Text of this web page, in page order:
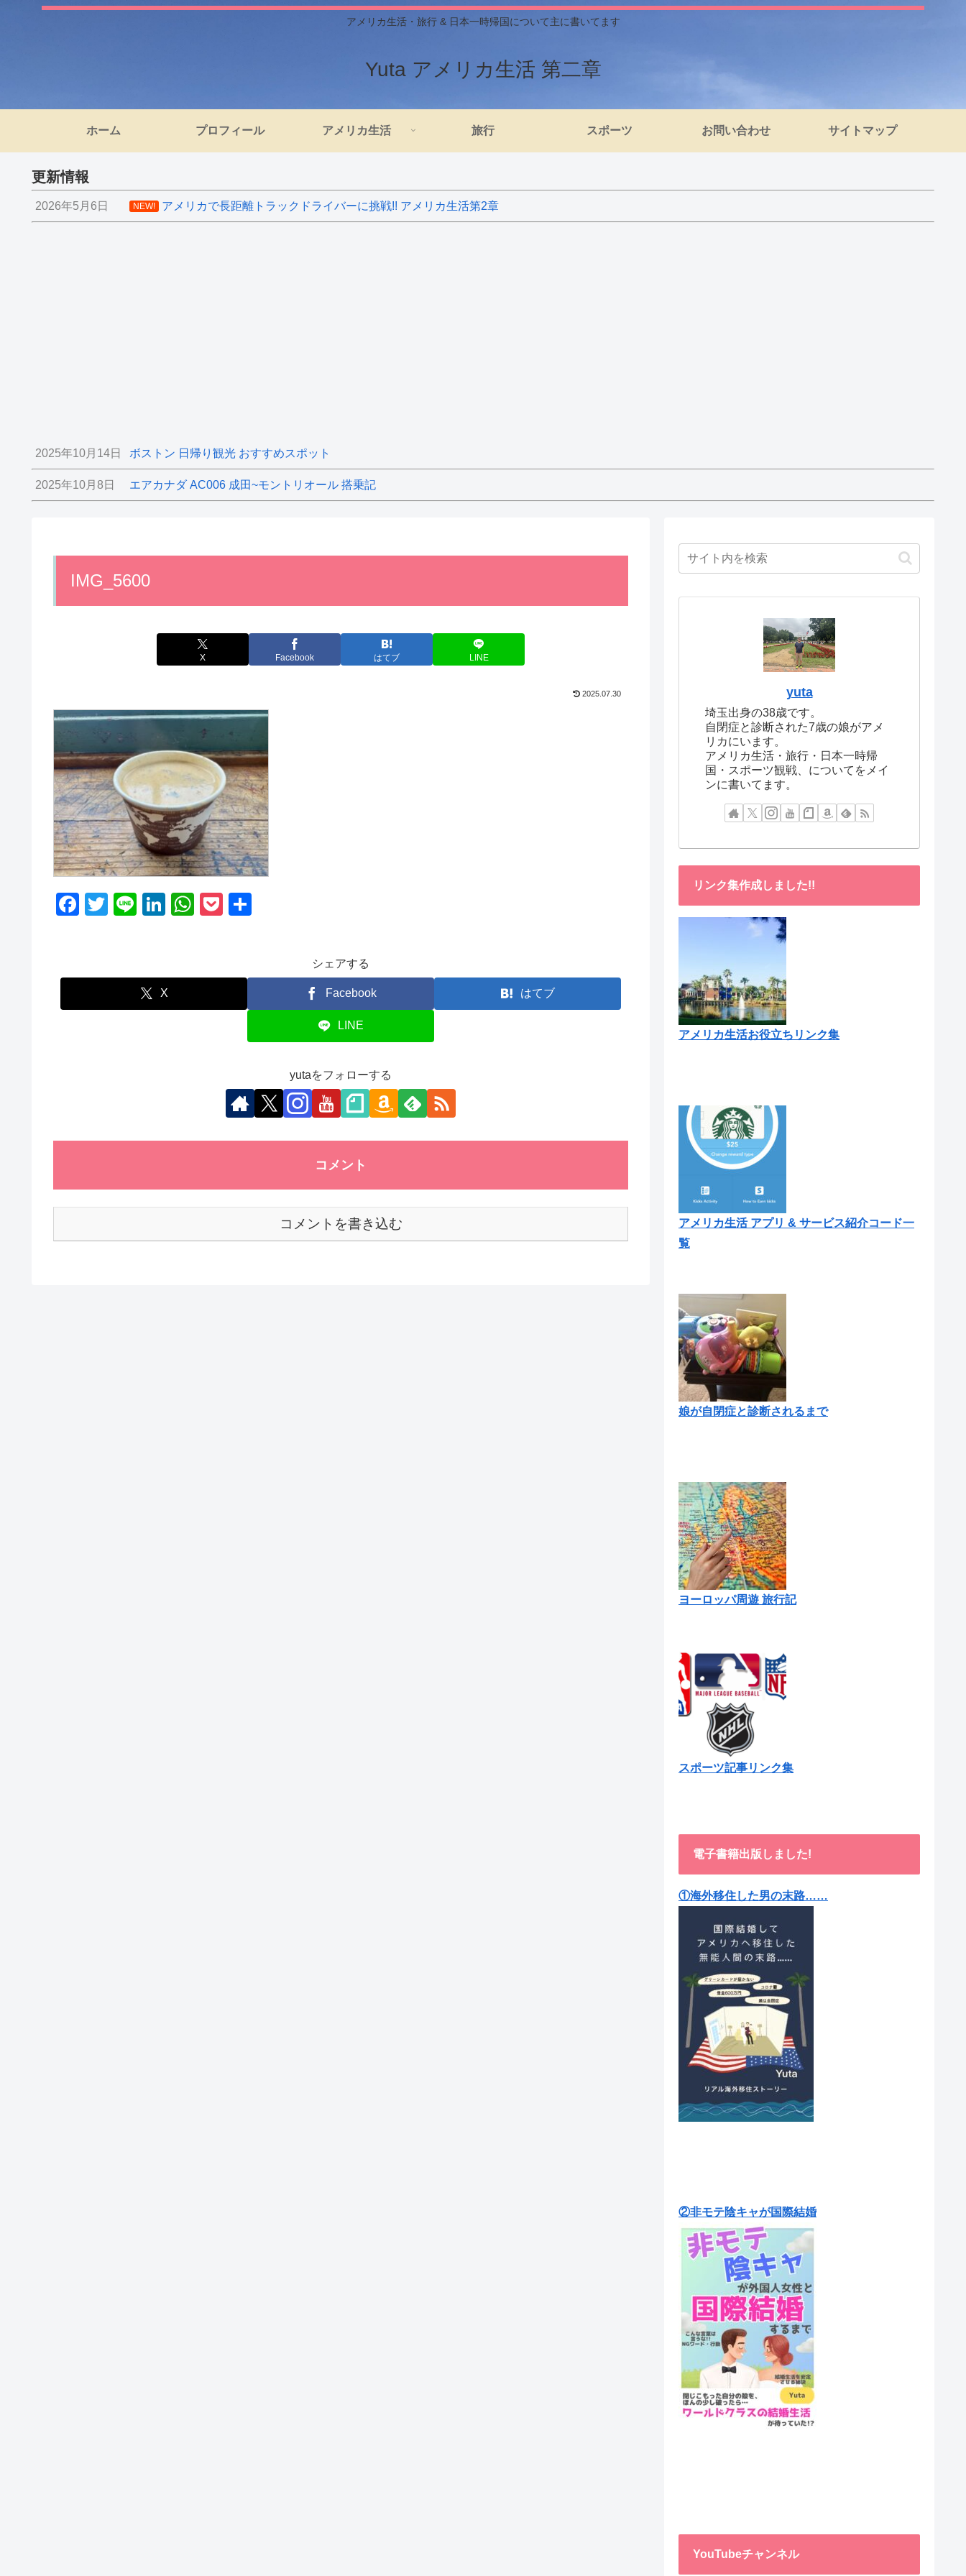
アメリカ生活・旅行 & 日本一時帰国について主に書いてます
Yuta アメリカ生活 第二章
ホーム プロフィール アメリカ生活 旅行 スポーツ お問い合わせ サイトマップ
更新情報
2026年5月6日 NEW! アメリカで長距離トラックドライバーに挑戦!! アメリカ生活第2章
2025年10月14日 ボストン 日帰り観光 おすすめスポット
2025年10月8日 エアカナダ AC006 成田~モントリオール 搭乗記
IMG_5600
X Facebook はてブ LINE
2025.07.30
F
e
T
er
Li
Li
e
dI
W
s
P
et
シェアする
X Facebook はてブ
LINE
yutaをフォローする
コメント
コメントを書き込む
yuta
埼玉出身の38歳です。
自閉症と診断された7歳の娘がアメ
リカにいます。
アメリカ生活・旅行・日本一時帰
国・スポーツ観戦、についてをメイ
ンに書いてます。
リンク集作成しました!!
アメリカ生活お役立ちリンク集
アメリカ生活 アプリ & サービス紹介コード一
覧
娘が自閉症と診断されるまで
ヨーロッパ周遊 旅行記
スポーツ記事リンク集
電子書籍出版しました!
①海外移住した男の末路……
②非モテ陰キャが国際結婚
YouTubeチャンネル